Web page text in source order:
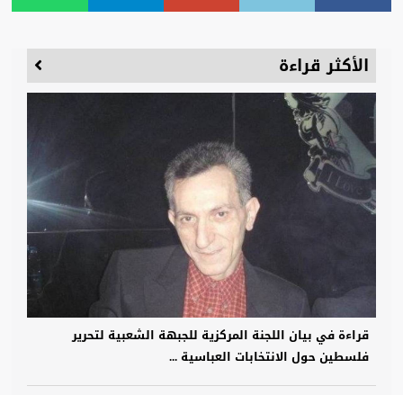
الأكثر قراءة
قراءة في بيان اللجنة المركزية للجبهة الشعبية لتحرير
فلسطين حول الانتخابات العباسية ...